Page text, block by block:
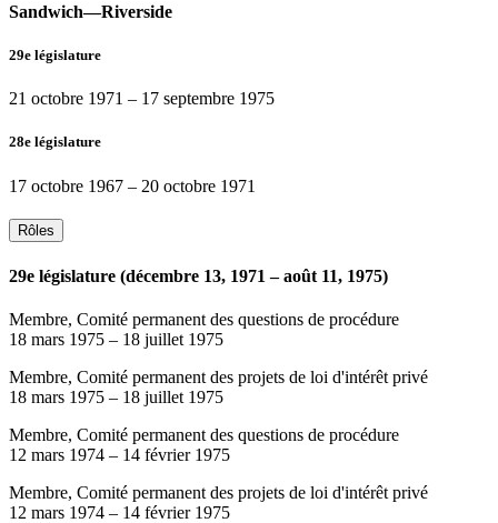
Sandwich—Riverside
29e législature
21 octobre 1971 – 17 septembre 1975
28e législature
17 octobre 1967 – 20 octobre 1971
Rôles
29e législature (décembre 13, 1971 – août 11, 1975)
Membre, Comité permanent des questions de procédure
18 mars 1975 – 18 juillet 1975
Membre, Comité permanent des projets de loi d'intérêt privé
18 mars 1975 – 18 juillet 1975
Membre, Comité permanent des questions de procédure
12 mars 1974 – 14 février 1975
Membre, Comité permanent des projets de loi d'intérêt privé
12 mars 1974 – 14 février 1975